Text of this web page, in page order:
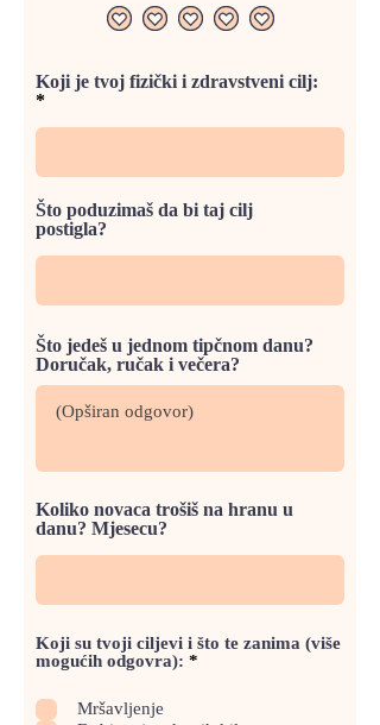
Koji je tvoj fizički i zdravstveni cilj:
Što poduzimaš da bi taj cilj
postigla?
Što jedeš u jednom tipčnom danu?
Doručak, ručak i večera?
Koliko novaca trošiš na hranu u
danu? Mjesecu?
Koji su tvoji ciljevi i što te zanima (više
mogućih odgovra): *
Mršavljenje